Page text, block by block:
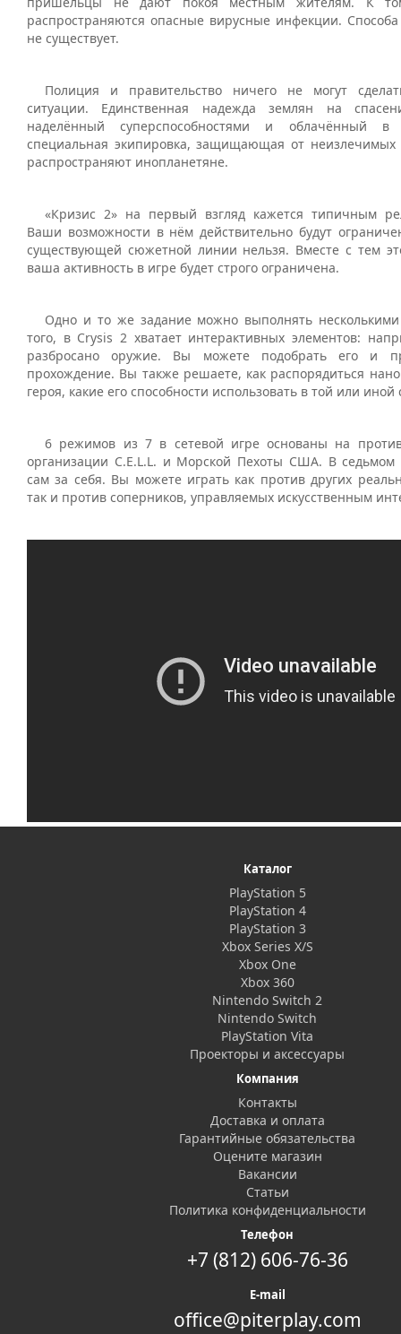
распространяются опасные вирусные инфекции.
не существует.
Полиция и правительство ничего не могут
ситуации. Единственная надежда землян на
наделённый суперспособностями и облачённый в
специальная экипировка, защищающая от неизлечимых
распространяют инопланетяне.
«Кризис 2» на первый взгляд кажется типичным
Ваши возможности в нём действительно будут
существующей сюжетной линии нельзя. Вместе с тем
ваша активность в игре будет строго ограничена.
Одно и то же задание можно выполнять
того, в Crysis 2 хватает интерактивных элементов:
разбросано оружие. Вы можете подобрать его и
прохождение. Вы также решаете, как распорядиться
героя, какие его способности использовать в той или иной
6 режимов из 7 в сетевой игре основаны на
организации C.E.L.L. и Морской Пехоты США. В седьмом
сам за себя. Вы можете играть как против других
так и против соперников, управляемых искусственным
Каталог
PlayStation 5
PlayStation 4
PlayStation 3
Xbox Series X/S
Xbox One
Xbox 360
Nintendo Switch 2
Nintendo Switch
PlayStation Vita
Проекторы и аксессуары
Компания
Контакты
Доставка и оплата
Гарантийные обязательства
Оцените магазин
Вакансии
Статьи
Политика конфиденциальности
Телефон
+7 (812) 606-76-36
E-mail
office@piterplay.com